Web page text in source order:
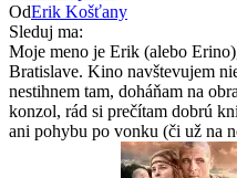
OdErik Košťany
Sleduj ma:
Moje meno je Erik (alebo
Bratislave. Kino navštevujem
nestihnem tam, doháňam na
konzol, rád si prečítam dobrú
ani pohybu po vonku (či už na